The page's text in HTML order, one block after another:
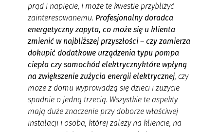
prąd i napięcie, i może te kwestie przybliżyć
zainteresowanemu. Profesjonalny doradca
energetyczny zapyta, co może się u klienta
zmienić w najbliższej przyszłości – czy zamierza
dokupić dodatkowe urządzenia typu pompa
ciepła czy samochód elektrycznyktóre wpłyną
na zwiększenie zużycia energii elektrycznej, czy
może z domu wyprowadzą się dzieci i zużycie
spadnie o jedną trzecią. Wszystkie te aspekty
mają duże znaczenie przy doborze właściwej
instalacji i osoba, której zależy na kliencie, na